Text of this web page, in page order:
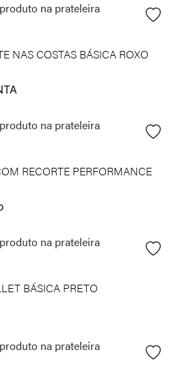
NAS COSTAS BÁSICA ROXO
RECORTE PERFORMANCE
BÁSICA PRETO